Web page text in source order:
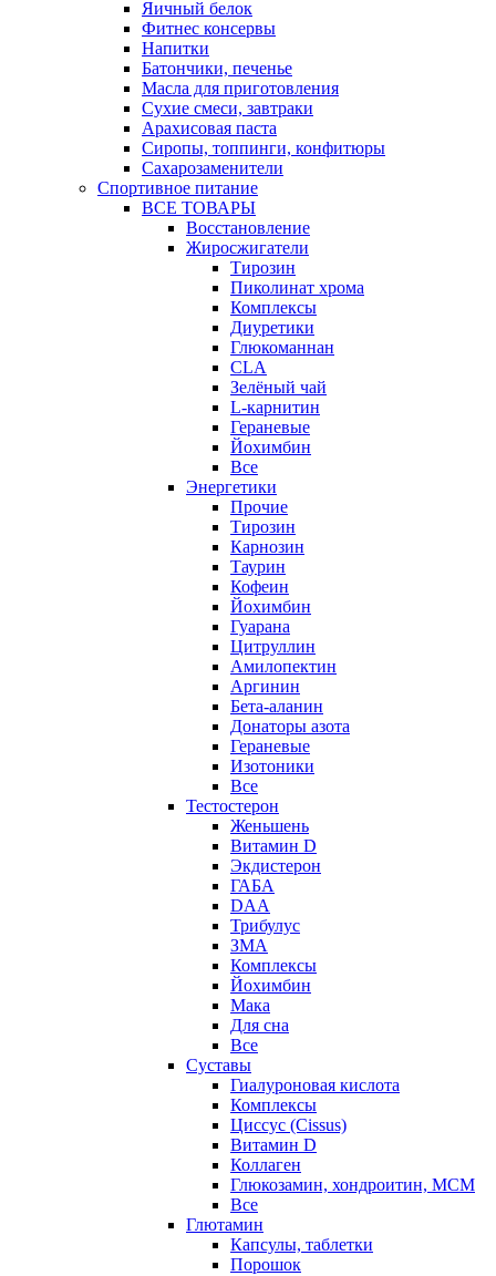
Яичный белок
Фитнес консервы
Напитки
Батончики, печенье
Масла для приготовления
Сухие смеси, завтраки
Арахисовая паста
Сиропы, топпинги, конфитюры
Сахарозаменители
Спортивное питание
ВСЕ ТОВАРЫ
Восстановление
Жиросжигатели
Тирозин
Пиколинат хрома
Комплексы
Диуретики
Глюкоманнан
CLA
Зелёный чай
L-карнитин
Гераневые
Йохимбин
Все
Энергетики
Прочие
Тирозин
Карнозин
Таурин
Кофеин
Йохимбин
Гуарана
Цитруллин
Амилопектин
Аргинин
Бета-аланин
Донаторы азота
Гераневые
Изотоники
Все
Тестостерон
Женьшень
Витамин D
Экдистерон
ГАБА
DAA
Трибулус
ЗМА
Комплексы
Йохимбин
Мака
Для сна
Все
Суставы
Гиалуроновая кислота
Комплексы
Циссус (Cissus)
Витамин D
Коллаген
Глюкозамин, хондроитин, МСМ
Все
Глютамин
Капсулы, таблетки
Порошок